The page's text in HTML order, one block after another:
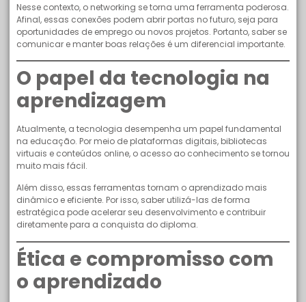
Nesse contexto, o networking se torna uma ferramenta poderosa.
Afinal, essas conexões podem abrir portas no futuro, seja para
oportunidades de emprego ou novos projetos. Portanto, saber se
comunicar e manter boas relações é um diferencial importante.
O papel da tecnologia na
aprendizagem
Atualmente, a tecnologia desempenha um papel fundamental
na educação. Por meio de plataformas digitais, bibliotecas
virtuais e conteúdos online, o acesso ao conhecimento se tornou
muito mais fácil.
Além disso, essas ferramentas tornam o aprendizado mais
dinâmico e eficiente. Por isso, saber utilizá-las de forma
estratégica pode acelerar seu desenvolvimento e contribuir
diretamente para a conquista do diploma.
Ética e compromisso com
o aprendizado